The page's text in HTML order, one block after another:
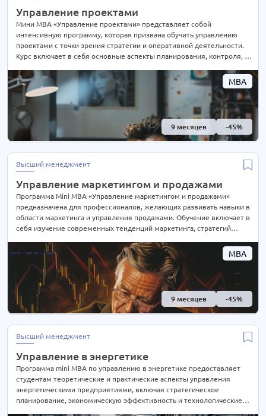
MBA
9 месяцев -45%
Управление проектами
Мини MBA «Управление проектами» представляет собой
интенсивную программу, которая призвана обучить управлению
проектами с точки зрения стратегии и оперативной деятельности.
Курс включает в себя основные аспекты планирования, контроля, и
ресурсов для достижения поставленных целей. Программа
охватывает темы лидерства, коммуникаций и управления рисками,
а также нацелена на развитие навыков, необходимых для успешной
реализации проектов в динамичной бизнес-среде
MBA
9 месяцев -45%
Высший менеджмент
Управление маркетингом и продажами
Программа Mini MBA «Управление маркетингом и продажами»
предназначена для профессионалов, желающих развивать навыки в
области маркетинга и управления продажами. Обучение включает в
себя изучение современных тенденций маркетинга, стратегий
также навыки создания продуктовой стратегии и управления
продажами. Студенты также учатся анализу рынка, поведению
потребителей и эффективным методам продаж
Высший менеджмент
Управление в энергетике
Программа mini MBA по управлению в энергетике предоставляет
студентам теоретические и практические аспекты управления
энергетическими предприятиями, включая стратегическое
планирование, экономическую эффективность и технологические